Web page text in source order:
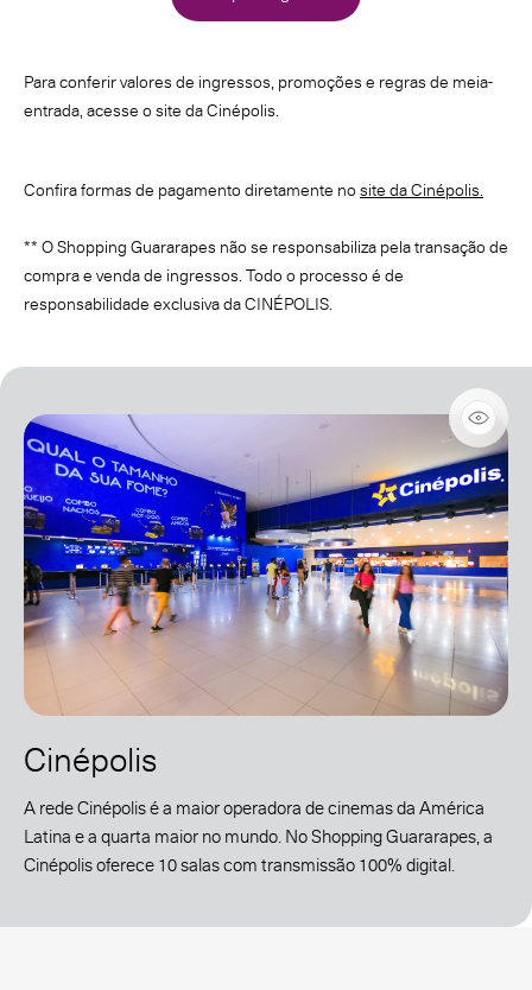
Para conferir valores de ingressos, promoções e regras de meia-
entrada, acesse o site da Cinépolis.
Confira formas de pagamento diretamente no site da Cinépolis.
** O Shopping Guararapes não se responsabiliza pela transação de
compra e venda de ingressos. Todo o processo é de
responsabilidade exclusiva da CINÉPOLIS.
Cinépolis
A rede Cinépolis é a maior operadora de cinemas da América
Latina e a quarta maior no mundo. No Shopping Guararapes, a
Cinépolis oferece 10 salas com transmissão 100% digital.